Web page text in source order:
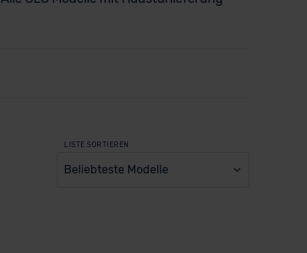
LISTE SORTIEREN
Beliebteste Modelle